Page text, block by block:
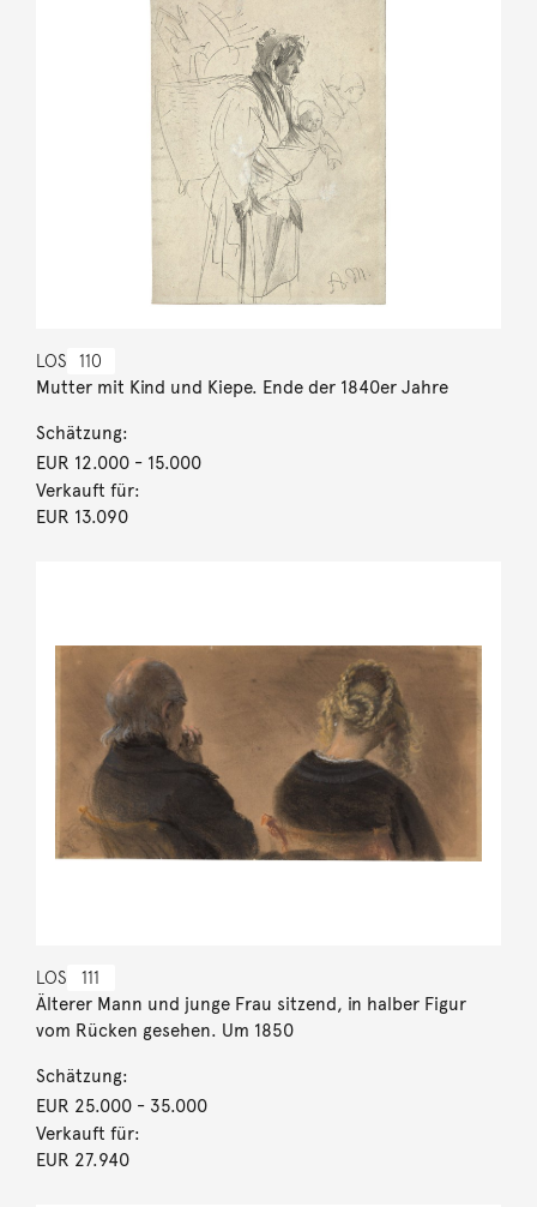
LOS 110
Mutter mit Kind und Kiepe. Ende der 1840er Jahre
Schätzung:
EUR 12.000- 15.000
Verkauft für:
EUR 13.090
LOS 111
Älterer Mann und junge Frau sitzend, in halber Figur
vom Rücken gesehen. Um 1850
Schätzung:
EUR 25.000- 35.000
Verkauft für:
EUR 27.940